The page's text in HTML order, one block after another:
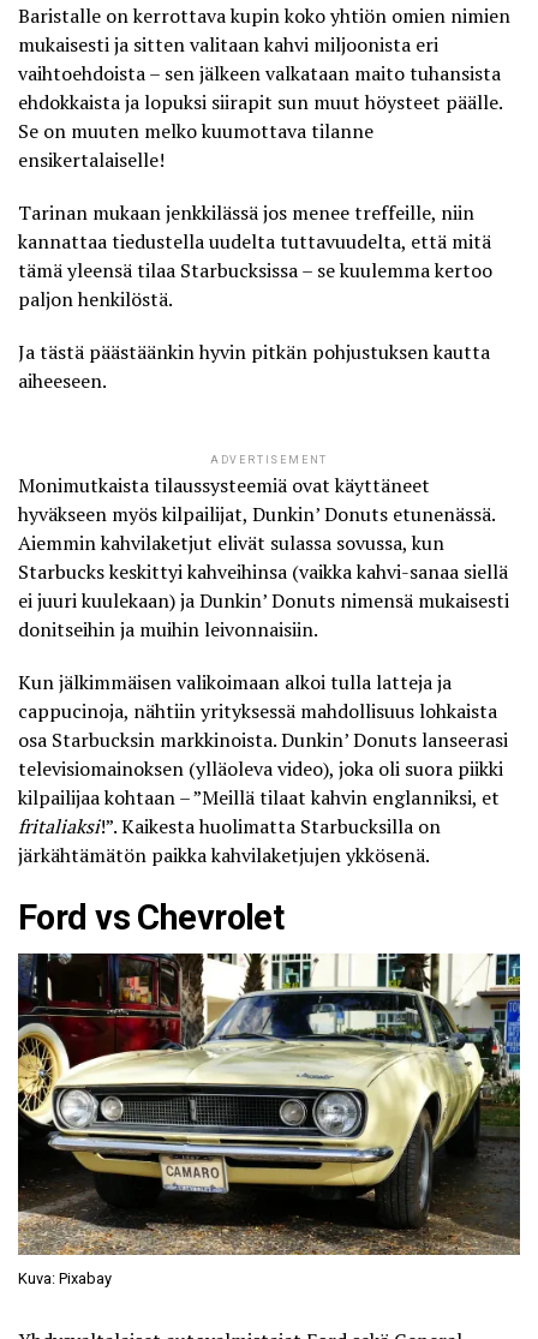
Baristalle on kerrottava kupin koko yhtiön omien nimien
mukaisesti ja sitten valitaan kahvi miljoonista eri
vaihtoehdoista – sen jälkeen valkataan maito tuhansista
ehdokkaista ja lopuksi siirapit sun muut höysteet päälle.
Se on muuten melko kuumottava tilanne
ensikertalaiselle!
Tarinan mukaan jenkkilässä jos menee treffeille, niin
kannattaa tiedustella uudelta tuttavuudelta, että mitä
tämä yleensä tilaa Starbucksissa – se kuulemma kertoo
paljon henkilöstä.
Ja tästä päästäänkin hyvin pitkän pohjustuksen kautta
aiheeseen.
ADVERTISEMENT
Monimutkaista tilaussysteemiä ovat käyttäneet
hyväkseen myös kilpailijat, Dunkin’ Donuts etunenässä.
Aiemmin kahvilaketjut elivät sulassa sovussa, kun
Starbucks keskittyi kahveihinsa (vaikka kahvi-sanaa siellä
ei juuri kuulekaan) ja Dunkin’ Donuts nimensä mukaisesti
donitseihin ja muihin leivonnaisiin.
Kun jälkimmäisen valikoimaan alkoi tulla latteja ja
cappucinoja, nähtiin yrityksessä mahdollisuus lohkaista
osa Starbucksin markkinoista. Dunkin’ Donuts lanseerasi
televisiomainoksen (ylläoleva video), joka oli suora piikki
kilpailijaa kohtaan – ”Meillä tilaat kahvin englanniksi, et
fritaliaksi!”. Kaikesta huolimatta Starbucksilla on
järkähtämätön paikka kahvilaketjujen ykkösenä.
Ford vs Chevrolet
Kuva: Pixabay